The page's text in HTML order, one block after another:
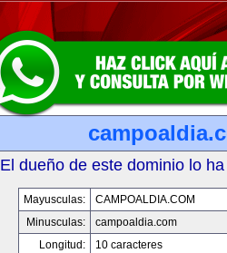
El dueño de este dominio lo
Mayusculas:
CAMPOALDIA.COM
Minusculas:
campoaldia.com
Longitud:
10 caracteres